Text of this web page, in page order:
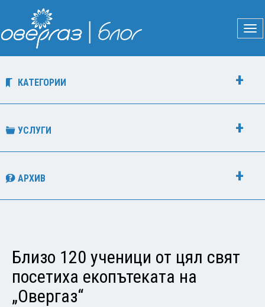
КАТЕГОРИИ
УСЛУГИ
АРХИВ
Близо 120 ученици от цял свят
посетиха екопътеката на
„Овергаз“